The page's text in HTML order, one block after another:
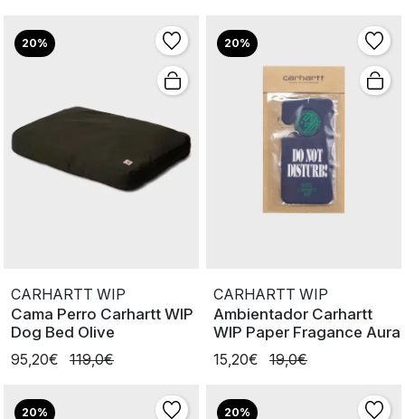
20%
CARHARTT WIP
Cama Perro Carhartt WIP
Dog Bed Olive
95,20€
119,0€
20%
CARHARTT WIP
Ambientador Carhartt
WIP Paper Fragance Aura
15,20€
19,0€
20% 20%